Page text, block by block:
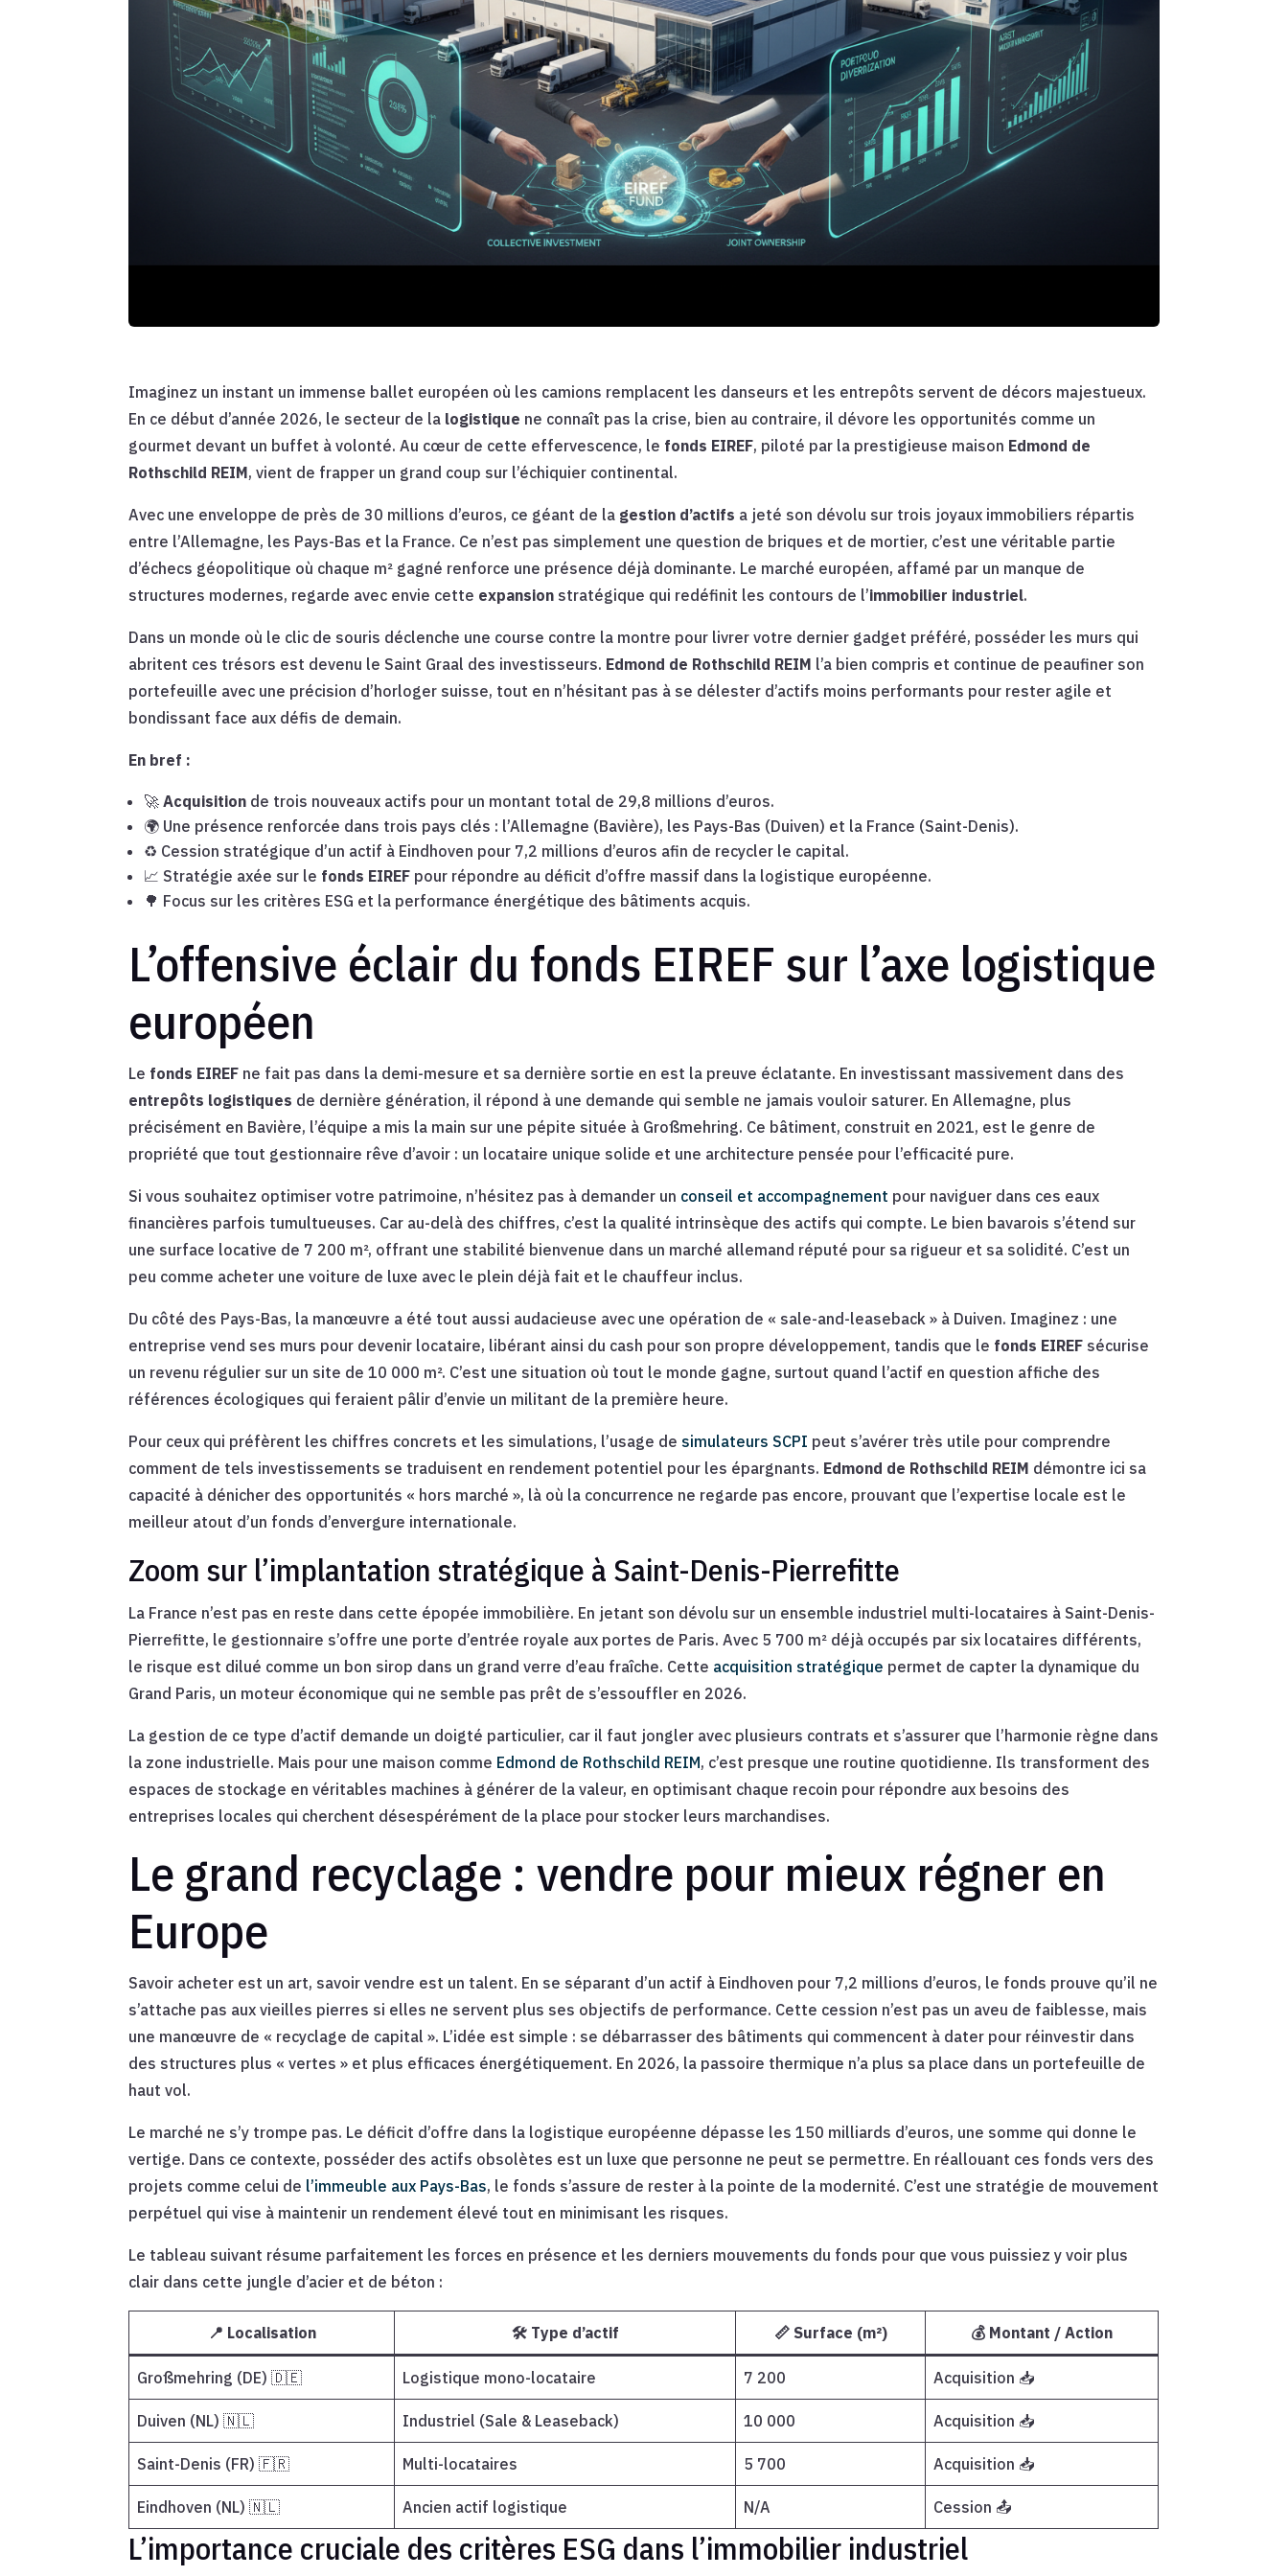
Imaginez un instant un immense ballet européen où les camions remplacent les danseurs et les entrepôts servent de décors majestueux.
En ce début d’année 2026, le secteur de la logistique ne connaît pas la crise, bien au contraire, il dévore les opportunités comme un
gourmet devant un buffet à volonté. Au cœur de cette effervescence, le fonds EIREF, piloté par la prestigieuse maison Edmond de
Rothschild REIM, vient de frapper un grand coup sur l’échiquier continental.
Avec une enveloppe de près de 30 millions d’euros, ce géant de la gestion d’actifs a jeté son dévolu sur trois joyaux immobiliers répartis
entre l’Allemagne, les Pays-Bas et la France. Ce n’est pas simplement une question de briques et de mortier, c’est une véritable partie
d’échecs géopolitique où chaque m² gagné renforce une présence déjà dominante. Le marché européen, affamé par un manque de
structures modernes, regarde avec envie cette expansion stratégique qui redéfinit les contours de l’immobilier industriel.
Dans un monde où le clic de souris déclenche une course contre la montre pour livrer votre dernier gadget préféré, posséder les murs qui
abritent ces trésors est devenu le Saint Graal des investisseurs. Edmond de Rothschild REIM l’a bien compris et continue de peaufiner son
portefeuille avec une précision d’horloger suisse, tout en n’hésitant pas à se délester d’actifs moins performants pour rester agile et
bondissant face aux défis de demain.
En bref :
🚀Acquisition de trois nouveaux actifs pour un montant total de 29,8 millions d’euros.
🌍 Une présence renforcée dans trois pays clés : l’Allemagne (Bavière), les Pays-Bas (Duiven) et la France (Saint-Denis).
♻️ Cession stratégique d’un actif à Eindhoven pour 7,2 millions d’euros afin de recycler le capital.
📈 Stratégie axée sur le fonds EIREF pour répondre au déficit d’offre massif dans la logistique européenne.
🌳 Focus sur les critères ESG et la performance énergétique des bâtiments acquis.
L’offensive éclair du fonds EIREF sur l’axe logistique
européen
Le fonds EIREF ne fait pas dans la demi-mesure et sa dernière sortie en est la preuve éclatante. En investissant massivement dans des
entrepôts logistiques de dernière génération, il répond à une demande qui semble ne jamais vouloir saturer. En Allemagne, plus
précisément en Bavière, l’équipe a mis la main sur une pépite située à Großmehring. Ce bâtiment, construit en 2021, est le genre de
propriété que tout gestionnaire rêve d’avoir : un locataire unique solide et une architecture pensée pour l’efficacité pure.
Si vous souhaitez optimiser votre patrimoine, n’hésitez pas à demander un conseil et accompagnement pour naviguer dans ces eaux
financières parfois tumultueuses. Car au-delà des chiffres, c’est la qualité intrinsèque des actifs qui compte. Le bien bavarois s’étend sur
une surface locative de 7 200 m², offrant une stabilité bienvenue dans un marché allemand réputé pour sa rigueur et sa solidité. C’est un
peu comme acheter une voiture de luxe avec le plein déjà fait et le chauffeur inclus.
Du côté des Pays-Bas, la manœuvre a été tout aussi audacieuse avec une opération de « sale-and-leaseback » à Duiven. Imaginez : une
entreprise vend ses murs pour devenir locataire, libérant ainsi du cash pour son propre développement, tandis que le fonds EIREF sécurise
un revenu régulier sur un site de 10 000 m². C’est une situation où tout le monde gagne, surtout quand l’actif en question affiche des
références écologiques qui feraient pâlir d’envie un militant de la première heure.
Pour ceux qui préfèrent les chiffres concrets et les simulations, l’usage de simulateurs SCPI peut s’avérer très utile pour comprendre
comment de tels investissements se traduisent en rendement potentiel pour les épargnants. Edmond de Rothschild REIM démontre ici sa
capacité à dénicher des opportunités « hors marché », là où la concurrence ne regarde pas encore, prouvant que l’expertise locale est le
meilleur atout d’un fonds d’envergure internationale.
Zoom sur l’implantation stratégique à Saint-Denis-Pierrefitte
La France n’est pas en reste dans cette épopée immobilière. En jetant son dévolu sur un ensemble industriel multi-locataires à Saint-Denis-
Pierrefitte, le gestionnaire s’offre une porte d’entrée royale aux portes de Paris. Avec 5 700 m² déjà occupés par six locataires différents,
le risque est dilué comme un bon sirop dans un grand verre d’eau fraîche. Cette acquisition stratégique permet de capter la dynamique du
Grand Paris, un moteur économique qui ne semble pas prêt de s’essouffler en 2026.
La gestion de ce type d’actif demande un doigté particulier, car il faut jongler avec plusieurs contrats et s’assurer que l’harmonie règne dans
la zone industrielle. Mais pour une maison comme Edmond de Rothschild REIM, c’est presque une routine quotidienne. Ils transforment des
espaces de stockage en véritables machines à générer de la valeur, en optimisant chaque recoin pour répondre aux besoins des
entreprises locales qui cherchent désespérément de la place pour stocker leurs marchandises.
Le grand recyclage : vendre pour mieux régner en
Europe
Savoir acheter est un art, savoir vendre est un talent. En se séparant d’un actif à Eindhoven pour 7,2 millions d’euros, le fonds prouve qu’il ne
s’attache pas aux vieilles pierres si elles ne servent plus ses objectifs de performance. Cette cession n’est pas un aveu de faiblesse, mais
une manœuvre de « recyclage de capital ». L’idée est simple : se débarrasser des bâtiments qui commencent à dater pour réinvestir dans
des structures plus « vertes » et plus efficaces énergétiquement. En 2026, la passoire thermique n’a plus sa place dans un portefeuille de
haut vol.
Le marché ne s’y trompe pas. Le déficit d’offre dans la logistique européenne dépasse les 150 milliards d’euros, une somme qui donne le
vertige. Dans ce contexte, posséder des actifs obsolètes est un luxe que personne ne peut se permettre. En réallouant ces fonds vers des
projets comme celui de l’immeuble aux Pays-Bas, le fonds s’assure de rester à la pointe de la modernité. C’est une stratégie de mouvement
perpétuel qui vise à maintenir un rendement élevé tout en minimisant les risques.
Le tableau suivant résume parfaitement les forces en présence et les derniers mouvements du fonds pour que vous puissiez y voir plus
clair dans cette jungle d’acier et de béton :
📍 Localisation 🛠️ Type d’actif 📏 Surface (m²) 💰 Montant / Action
Großmehring (DE) 🇩🇪 Logistique mono-locataire 7 200 Acquisition 📥
Duiven (NL) 🇳🇱 Industriel (Sale & Leaseback) 10 000 Acquisition 📥
Saint-Denis (FR) 🇫🇷 Multi-locataires 5 700 Acquisition 📥
Eindhoven (NL) 🇳🇱 Ancien actif logistique N/A Cession 📤
L’importance cruciale des critères ESG dans l’immobilier industriel